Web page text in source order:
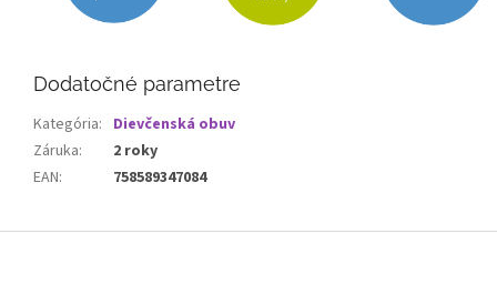
Dodatočné parametre
Kategória: Dievčenská obuv
Záruka:
2 roky
EAN: 758589347084